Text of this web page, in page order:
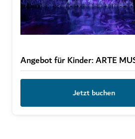
Angebot für Kinder: ARTE
Jetzt buchen